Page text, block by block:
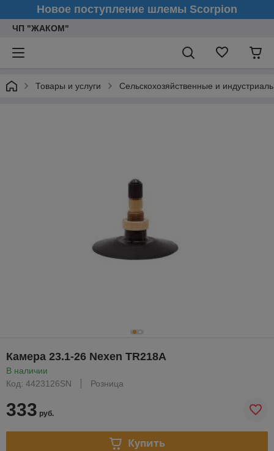
Новое поступление шлемы Scorpion
ЧП "ЖАКОМ"
Товары и услуги Сельскохозяйственные и
Камера 23.1-26 Nexen TR218A
В наличии
Код: 4423126SN
Розница
333 руб.
Купить